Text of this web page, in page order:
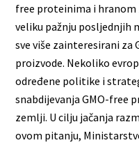
free proteinima i hranom
veliku pažnju posljednjih
sve više zainteresirani za
proizvode. Nekoliko
određene politike i
snabdijevanja GMO-free
zemlji. U cilju jačanja
ovom pitanju,